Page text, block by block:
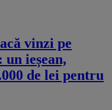
vinzi pe
ieșean,
de lei pentru